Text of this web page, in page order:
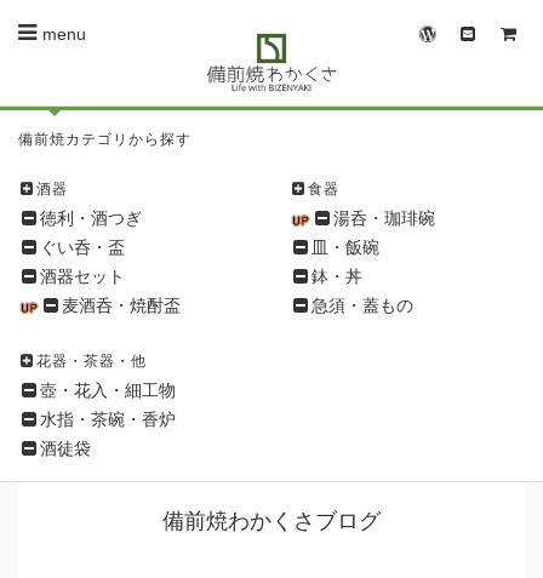
menu
備
焼
シ
ョ
ッ
ン
メ
ニ
ュ
ー
備前焼カテゴリから探す
酒器
徳利・酒つぎ
ぐい呑・盃
酒器セット
麦酒呑・焼酎盃
食器
湯呑・珈琲碗
皿・飯碗
鉢・丼
急須・蓋もの
花器・茶器・他
壺・花入・細工物
水指・茶碗・香炉
酒徒袋
備前焼わかくさブログ